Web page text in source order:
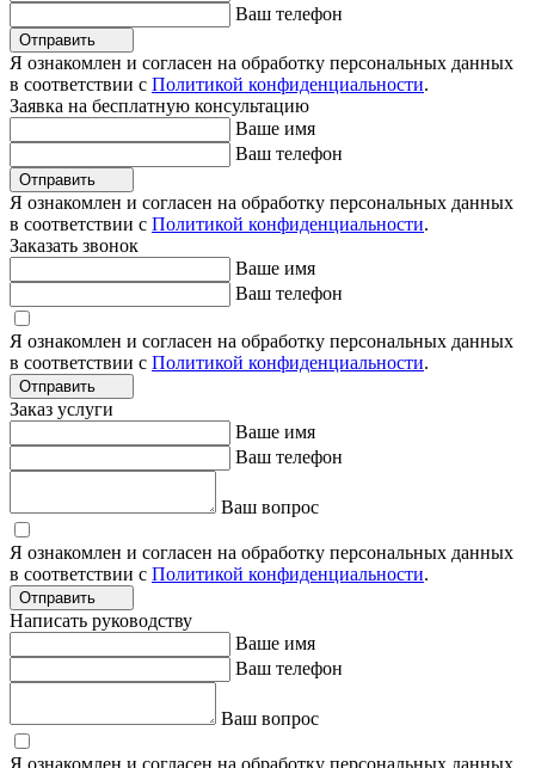
Ваш телефон
Отправить
Я ознакомлен и согласен на обработку персональных данных
в соответствии с Политикой конфиденциальности.
Заявка на бесплатную консультацию
Ваше имя
Ваш телефон
Отправить
Я ознакомлен и согласен на обработку персональных данных
в соответствии с Политикой конфиденциальности.
Заказать звонок
Ваше имя
Ваш телефон
Я ознакомлен и согласен на обработку персональных данных
в соответствии с Политикой конфиденциальности.
Отправить
Заказ услуги
Ваше имя
Ваш телефон
Ваш вопрос
Я ознакомлен и согласен на обработку персональных данных
в соответствии с Политикой конфиденциальности.
Отправить
Написать руководству
Ваше имя
Ваш телефон
Ваш вопрос
Я ознакомлен и согласен на обработку персональных данных